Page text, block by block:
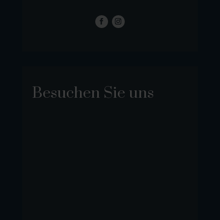
Besuchen Sie uns